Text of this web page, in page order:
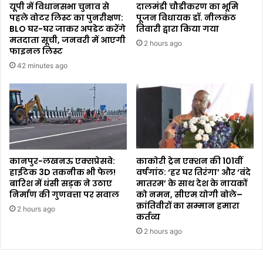
यूपी में विधानसभा चुनाव से
पहले वोटर लिस्ट का पुनरीक्षण:
BLO घर-घर जाकर अपडेट करेंगे
मतदाता सूची, जनवरी में आएगी
फाइनल लिस्ट
42 minutes ago
दालमंडी चौडीकरण का भूमि
पूजन विधायक डॉ. नीलकंठ
तिवारी द्वारा किया गया
2 hours ago
कानपुर-लखनऊ एक्सप्रेसवे:
हाईटेक 3D तकनीक भी फेल!
बारिश में धंसी सड़क ने उठाए
निर्माण की गुणवत्ता पर सवाल
2 hours ago
काकोरी ट्रेन एक्शन की 101वीं
वर्षगांठ: ‘हर घर तिरंगा’ और ‘वंदे
मातरम’ के साथ देश के नायकों
को नमन, सीएम योगी बोले–
क्रांतिवीरों का सम्मान हमारा
कर्तव्य ​
2 hours ago